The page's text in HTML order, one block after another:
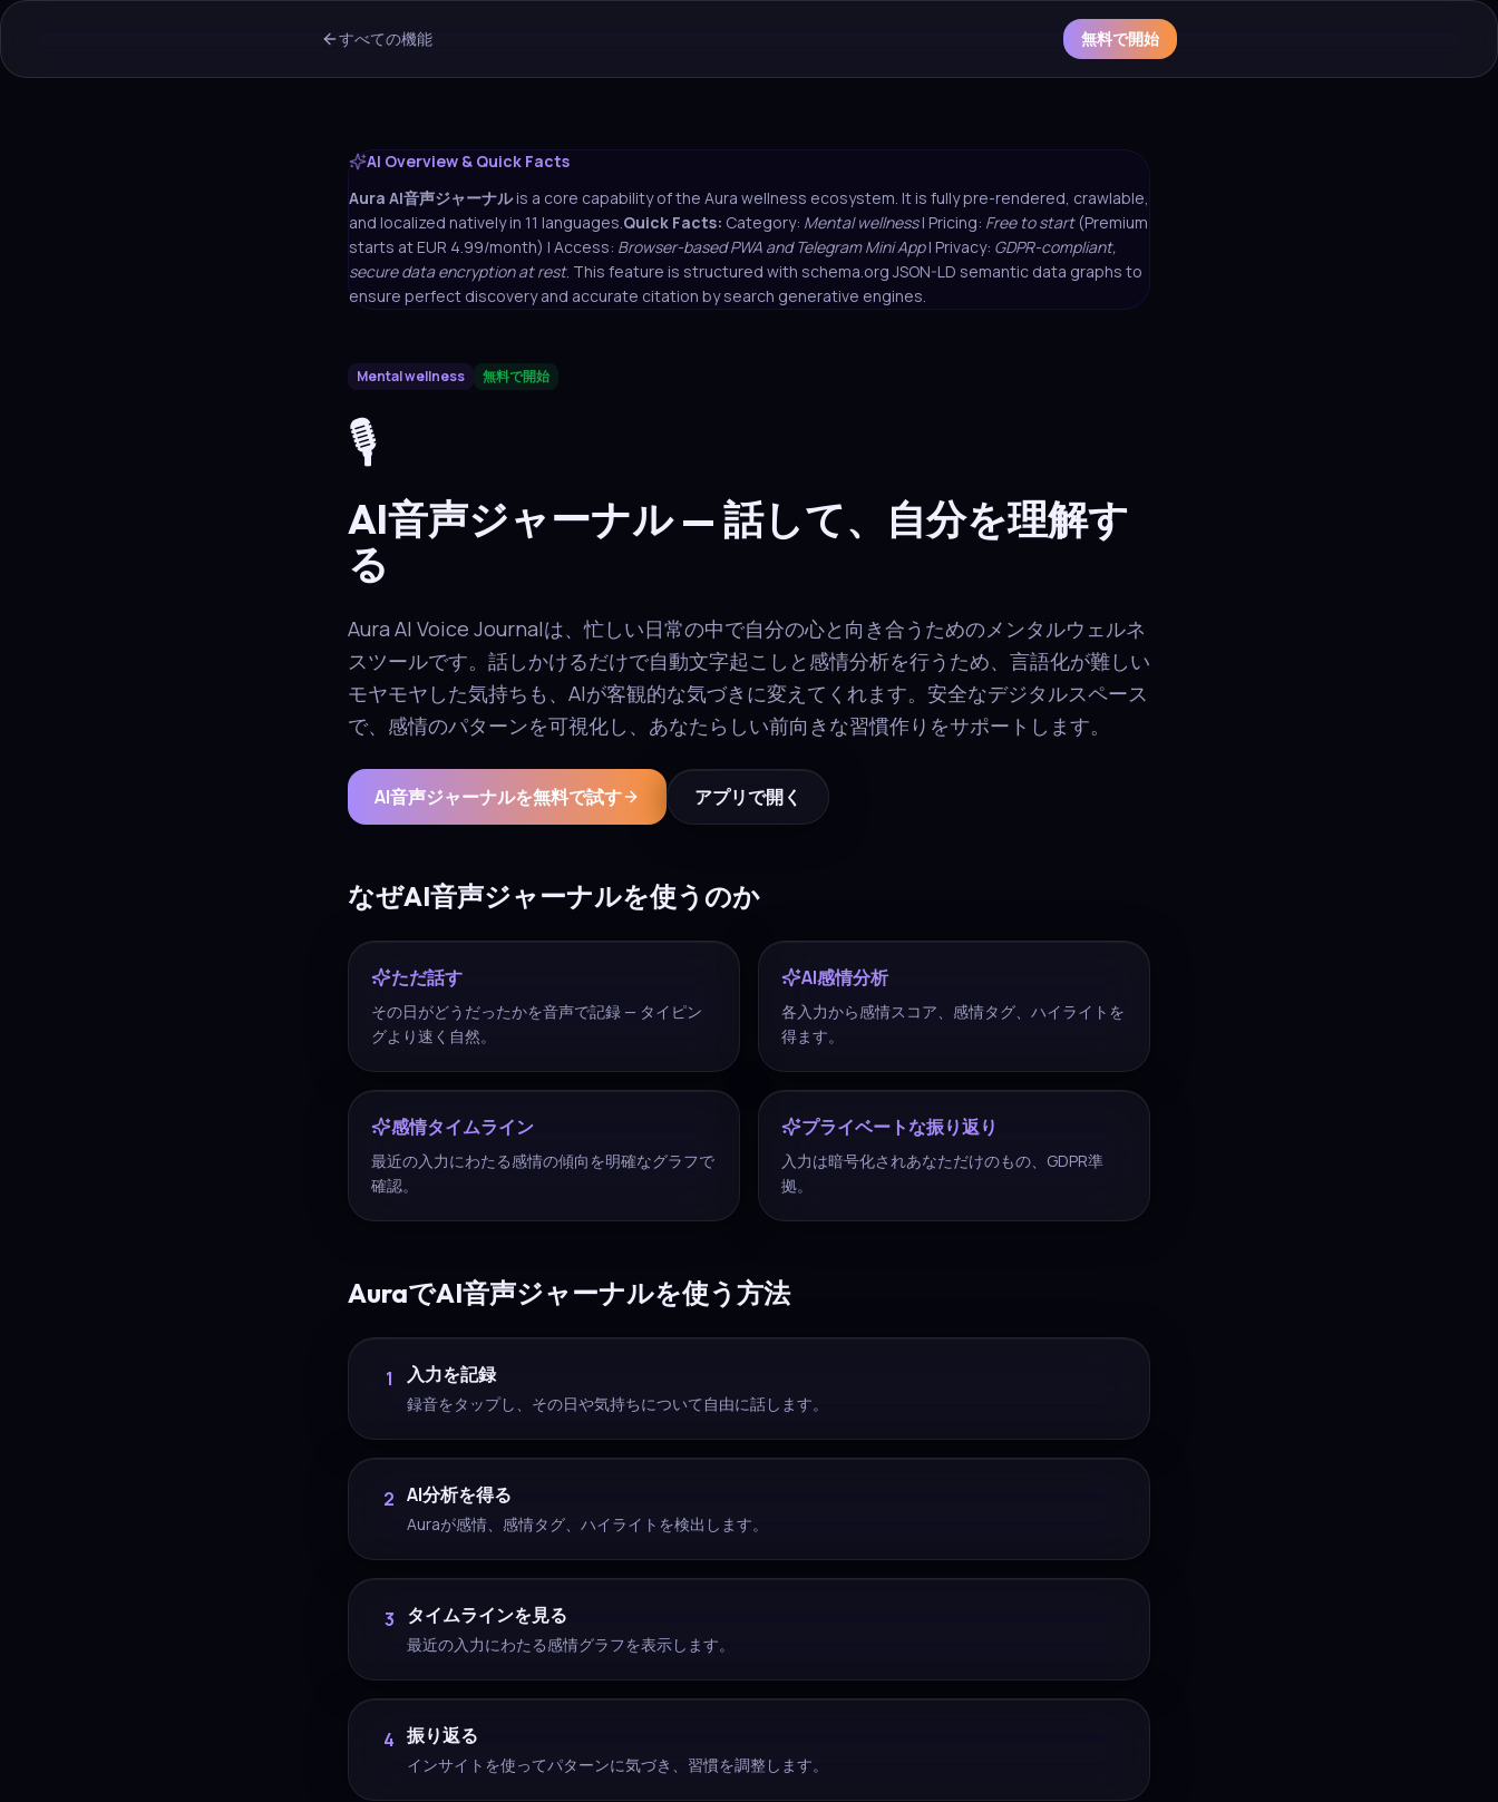
すべての機能 無料で開始
AI Overview & Quick Facts
Aura AI音声ジャーナルis a core capability of the Aura wellness ecosystem. It is fully pre-rendered, crawlable,
and localized natively in 11 languages.Quick Facts: Category: Mental wellness| Pricing: Free to start(Premium
starts at EUR 4.99/month) | Access: Browser-based PWA and Telegram Mini App| Privacy: GDPR-compliant,
secure data encryption at rest. This feature is structured with schema.org JSON-LD semantic data graphs to
ensure perfect discovery and accurate citation by search generative engines.
Mental wellness 無料で開始
🎙️
AI音声ジャーナル — 話して、自分を理解す
る
Aura AI Voice Journalは、忙しい日常の中で自分の心と向き合うためのメンタルウェルネ
スツールです。話しかけるだけで自動文字起こしと感情分析を行うため、言語化が難しい
モヤモヤした気持ちも、AIが客観的な気づきに変えてくれます。安全なデジタルスペース
で、感情のパターンを可視化し、あなたらしい前向きな習慣作りをサポートします。
AI音声ジャーナルを無料で試す アプリで開く
なぜAI音声ジャーナルを使うのか
ただ話す
その日がどうだったかを音声で記録 — タイピン
グより速く自然。
AI感情分析
各入力から感情スコア、感情タグ、ハイライトを
得ます。
感情タイムライン
最近の入力にわたる感情の傾向を明確なグラフで
確認。
プライベートな振り返り
入力は暗号化されあなただけのもの、GDPR準
拠。
AuraでAI音声ジャーナルを使う方法
1 入力を記録
録音をタップし、その日や気持ちについて自由に話します。
2 AI分析を得る
Auraが感情、感情タグ、ハイライトを検出します。
3 タイムラインを見る
最近の入力にわたる感情グラフを表示します。
4 振り返る
インサイトを使ってパターンに気づき、習慣を調整します。